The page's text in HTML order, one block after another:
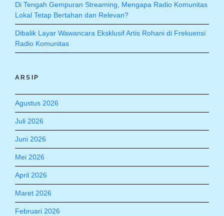
Di Tengah Gempuran Streaming, Mengapa Radio Komunitas
Lokal Tetap Bertahan dan Relevan?
Dibalik Layar Wawancara Eksklusif Artis Rohani di Frekuensi
Radio Komunitas
ARSIP
Agustus 2026
Juli 2026
Juni 2026
Mei 2026
April 2026
Maret 2026
Februari 2026